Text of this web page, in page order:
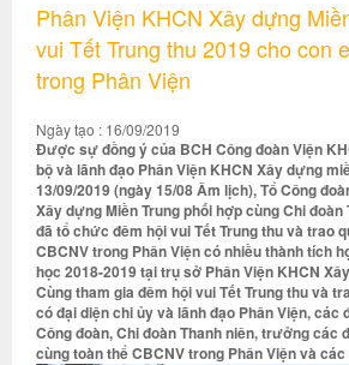
Phân Viện KHCN Xây dựng
vui Tết Trung thu 2019 cho con
trong Phân Viện
Ngày tạo : 16/09/2019
Được sự đồng ý của BCH Công đoàn Viện
bộ và lãnh đạo Phân Viện KHCN Xây dựng
13/09/2019 (ngày 15/08 Âm lịch), Tổ Công
Xây dựng Miền Trung phối hợp cùng Chi đoàn
đã tổ chức đêm hội vui Tết Trung thu và trao
CBCNV trong Phân Viện có nhiều thành tích
học 2018-2019 tại trụ sở Phân Viện KHCN
Cùng tham gia đêm hội vui Tết Trung thu và
có đại diện chi ủy và lãnh đạo Phân Viện, các
Công đoàn, Chi đoàn Thanh niên, trưởng các
cùng toàn thể CBCNV trong Phân Viện và